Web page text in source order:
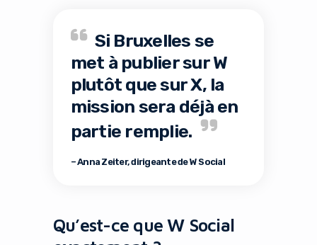
Si Bruxelles se
met à publier sur W
plutôt que sur X, la
mission sera déjà en
partie remplie.
– Anna Zeiter, dirigeante de W Social
Qu’est-ce que W Social